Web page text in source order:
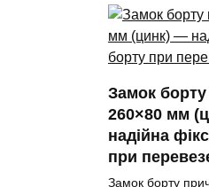
Замок
260×80 мм
надійна
при
Замок борту